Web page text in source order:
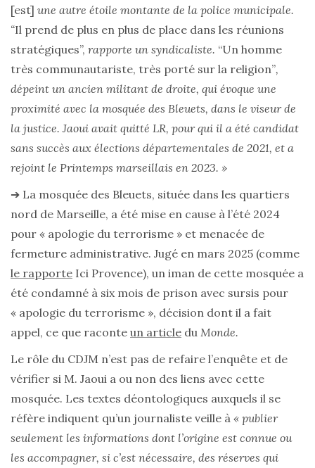
[est] une autre étoile montante de la police municipale.
“Il prend de plus en plus de place dans les réunions
stratégiques”, rapporte un syndicaliste. “Un homme
très communautariste, très porté sur la religion”,
dépeint un ancien militant de droite, qui évoque une
proximité avec la mosquée des Bleuets, dans le viseur de
la justice. Jaoui avait quitté LR, pour qui il a été candidat
sans succès aux élections départementales de 2021, et a
rejoint le Printemps marseillais en 2023. »
➔ La mosquée des Bleuets, située dans les quartiers
nord de Marseille, a été mise en cause à l’été 2024
pour « apologie du terrorisme » et menacée de
fermeture administrative. Jugé en mars 2025 (comme
le rapporte Ici Provence), un iman de cette mosquée a
été condamné à six mois de prison avec sursis pour
« apologie du terrorisme », décision dont il a fait
appel, ce que raconte un article du Monde.
Le rôle du CDJM n’est pas de refaire l’enquête et de
vérifier si M. Jaoui a ou non des liens avec cette
mosquée. Les textes déontologiques auxquels il se
réfère indiquent qu’un journaliste veille à « publier
seulement les informations dont l’origine est connue ou
les accompagner, si c’est nécessaire, des réserves qui